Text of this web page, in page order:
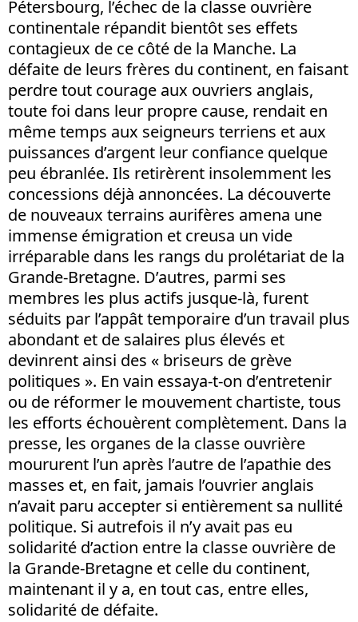
Pétersbourg, l’échec de la classe ouvrière
continentale répandit bientôt ses effets
contagieux de ce côté de la Manche. La
défaite de leurs frères du continent, en faisant
perdre tout courage aux ouvriers anglais,
toute foi dans leur propre cause, rendait en
même temps aux seigneurs terriens et aux
puissances d’argent leur confiance quelque
peu ébranlée. Ils retirèrent insolemment les
concessions déjà annoncées. La découverte
de nouveaux terrains aurifères amena une
immense émigration et creusa un vide
irréparable dans les rangs du prolétariat de la
Grande-Bretagne. D’autres, parmi ses
membres les plus actifs jusque-là, furent
séduits par l’appât temporaire d’un travail plus
abondant et de salaires plus élevés et
devinrent ainsi des « briseurs de grève
politiques ». En vain essaya-t-on d’entretenir
ou de réformer le mouvement chartiste, tous
les efforts échouèrent complètement. Dans la
presse, les organes de la classe ouvrière
moururent l’un après l’autre de l’apathie des
masses et, en fait, jamais l’ouvrier anglais
n’avait paru accepter si entièrement sa nullité
politique. Si autrefois il n’y avait pas eu
solidarité d’action entre la classe ouvrière de
la Grande-Bretagne et celle du continent,
maintenant il y a, en tout cas, entre elles,
solidarité de défaite.